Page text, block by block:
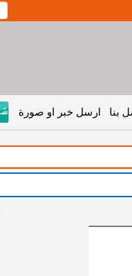
بنا ارسل خبر او صورة